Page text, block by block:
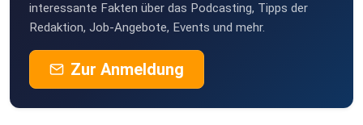
interessante Fakten über das Podcasting, Tipps der
Redaktion, Job-Angebote, Events und mehr.
Zur Anmeldung